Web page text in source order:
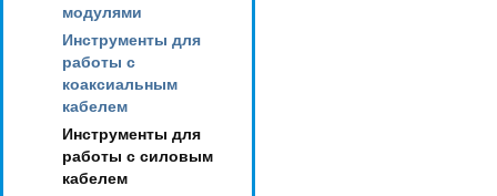
модулями
Инструменты для
работы с
коаксиальным
кабелем
Инструменты для
работы с силовым
кабелем